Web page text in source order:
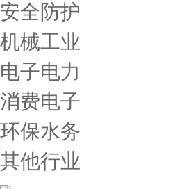
安全防护
机械工业
电子电力
消费电子
环保水务
其他行业